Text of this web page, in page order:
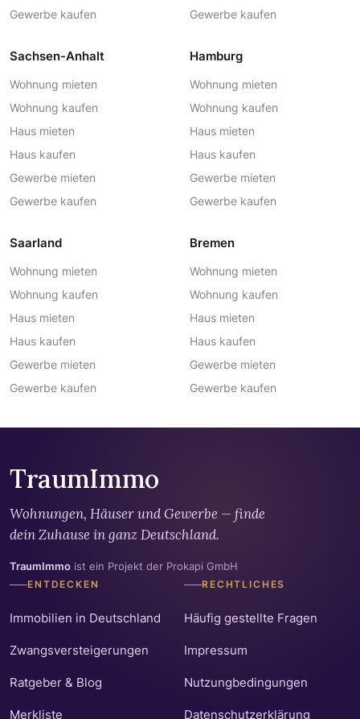
Gewerbe kaufen
Gewerbe kaufen
Sachsen-Anhalt
Wohnung mieten
Wohnung kaufen
Haus mieten
Haus kaufen
Gewerbe mieten
Gewerbe kaufen
Hamburg
Wohnung mieten
Wohnung kaufen
Haus mieten
Haus kaufen
Gewerbe mieten
Gewerbe kaufen
Saarland
Wohnung mieten
Wohnung kaufen
Haus mieten
Haus kaufen
Gewerbe mieten
Gewerbe kaufen
Bremen
Wohnung mieten
Wohnung kaufen
Haus mieten
Haus kaufen
Gewerbe mieten
Gewerbe kaufen
TraumImmo
Wohnungen, Häuser und Gewerbe — finde
dein Zuhause in ganz Deutschland.
TraumImmo ist ein Projekt der Prokapi GmbH
ENTDECKEN
Immobilien in Deutschland
Zwangsversteigerungen
Ratgeber & Blog
Merkliste
RECHTLICHES
Häufig gestellte Fragen
Impressum
Nutzungbedingungen
Datenschutzerklärung